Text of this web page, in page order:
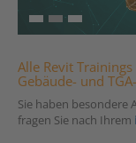
Alle Revit
Gebäude- und
Sie haben besondere
fragen Sie nach Ihrem